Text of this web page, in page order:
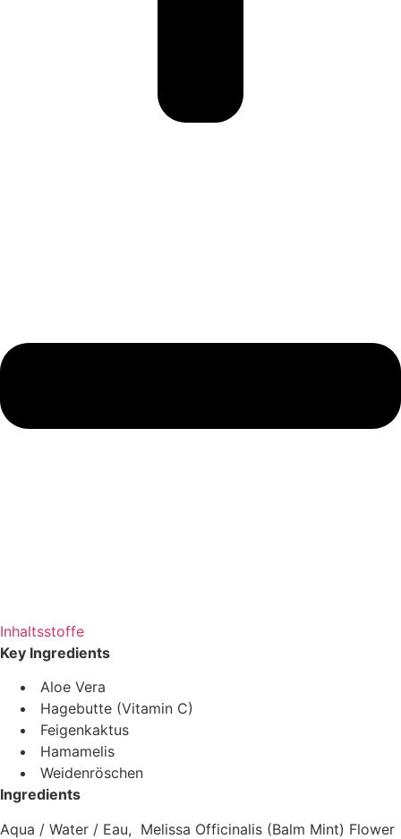
Inhaltsstoffe
Key Ingredients
Aloe Vera
Hagebutte (Vitamin C)
Feigenkaktus
Hamamelis
Weidenröschen
Ingredients
Aqua / Water / Eau, Melissa Officinalis (Balm Mint) Flower